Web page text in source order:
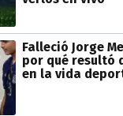
Falleció Jorge
por qué resultó
en la vida